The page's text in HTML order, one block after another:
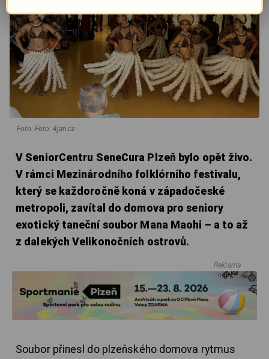
Foto: Foto: 4jan.cz
V SeniorCentru SeneCura Plzeň bylo opět živo.
V rámci Mezinárodního folklórního festivalu,
který se každoročně koná v západočeské
metropoli, zavítal do domova pro seniory
exotický taneční soubor Mana Maohi – a to až
z dalekých Velikonočních ostrovů.
Reklama
Soubor přinesl do plzeňského domova rytmus